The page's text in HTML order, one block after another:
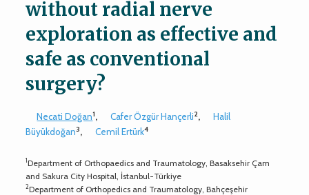
without radial nerve
exploration as effective and
safe as conventional
surgery?
Necati Doğan1, Cafer Özgür Hançerli2,
Halil
Büyükdoğan3, Cemil Ertürk4
1Department of Orthopaedics and Traumatology, Basaksehir Çam
and Sakura City Hospital, İstanbul-Türkiye
2Department of Orthopedics and Traumatology, Bahçeşehir